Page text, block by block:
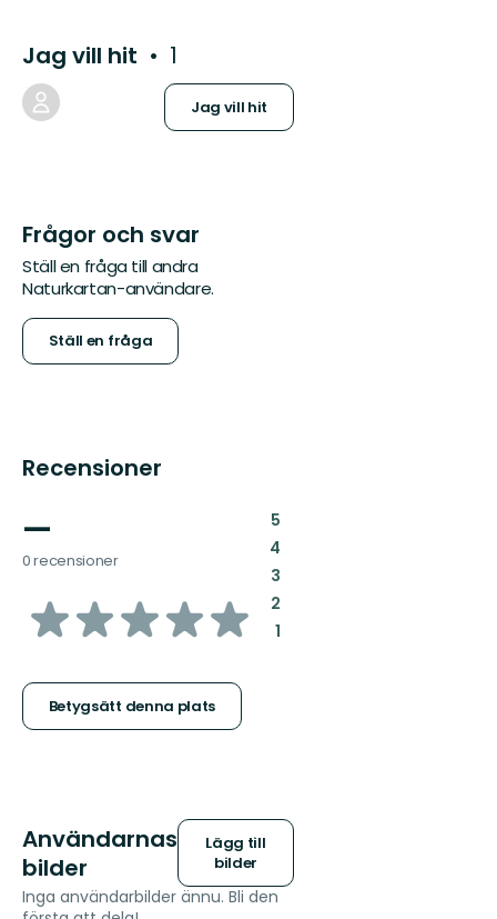
Jag vill hit 1
Jag vill hit
Frågor och svar
Ställ en fråga till andra
Naturkartan-användare.
Ställ en fråga
Recensioner
—
0 recensioner
av
stjärnor
Betygsätt denna plats
5:
4:
3:
2:
1:
Användarnas
bilder
Lägg till
bilder
Inga användarbilder ännu. Bli den